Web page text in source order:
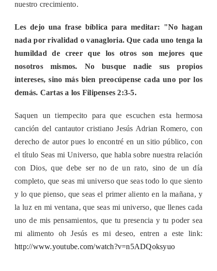
nuestro crecimiento.
Les dejo una frase bíblica para meditar: "No hagan
nada por rivalidad o vanagloria. Que cada uno tenga la
humildad de creer que los otros son mejores que
nosotros mismos. No busque nadie sus propios
intereses, sino más bien preocúpense cada uno por los
demás. Cartas a los Filipenses 2:3-5.
Saquen un tiempecito para que escuchen esta hermosa
canción del cantautor cristiano Jesús Adrian Romero, con
derecho de autor pues lo encontré en un sitio público, con
el título Seas mi Universo, que habla sobre nuestra relación
con Dios, que debe ser no de un rato, sino de un día
completo, que seas mi universo que seas todo lo que siento
y lo que pienso, que seas el primer aliento en la mañana, y
la luz en mi ventana, que seas mi universo, que llenes cada
uno de mis pensamientos, que tu presencia y tu poder sea
mi alimento oh Jesús es mi deseo, entren a este link:
http://www.youtube.com/watch?v=n5ADQoksyuo